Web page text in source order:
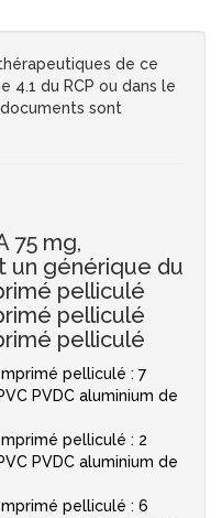
de ce
4.1 du RCP ou dans le
sont
75 mg,
un générique du
pelliculé
pelliculé
pelliculé
pelliculé : 7
PVDC aluminium de
pelliculé : 2
PVDC aluminium de
pelliculé : 6